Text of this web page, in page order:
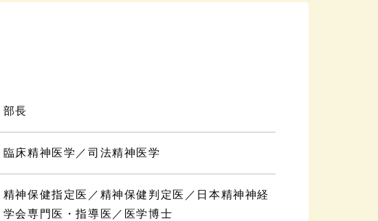
部長
臨床精神医学／司法精神医学
精神保健指定医／精神保健判定医／日本精神神経
学会専門医・指導医／医学博士